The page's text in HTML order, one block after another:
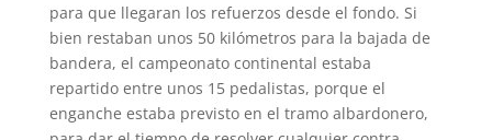
para que llegaran los refuerzos desde el fondo. Si
bien restaban unos 50 kilómetros para la bajada de
bandera, el campeonato continental estaba
repartido entre unos 15 pedalistas, porque el
enganche estaba previsto en el tramo albardonero,